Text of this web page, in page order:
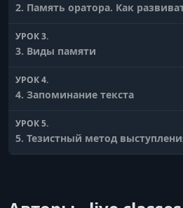
2. Память оратора. Как
УРОК 3.
3. Виды памяти
УРОК 4.
4. Запоминание текста
УРОК 5.
5. Тезистный метод